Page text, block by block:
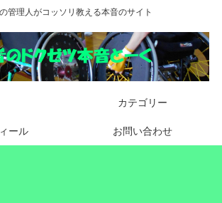
管理人がコッソリ教える本音のサイト
カテゴリー
ール お問い合わせ